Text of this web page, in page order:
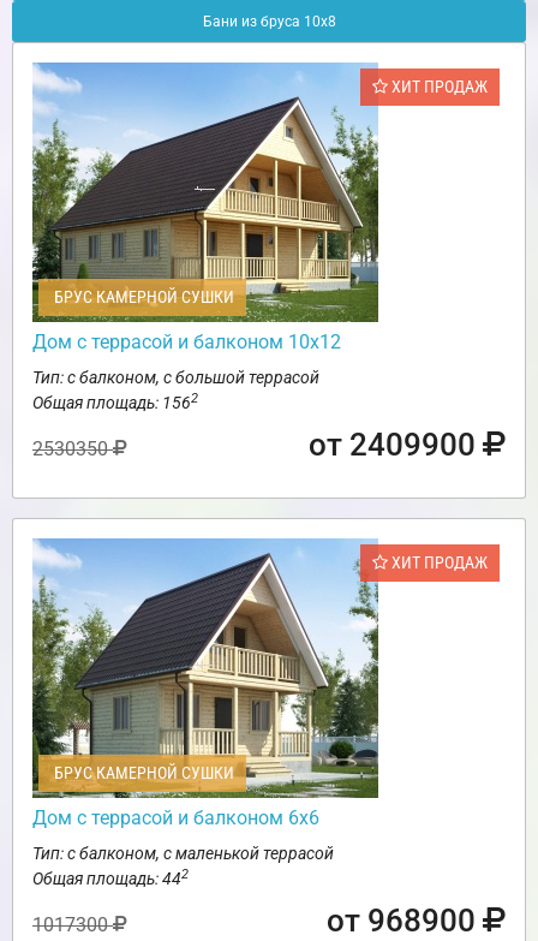
Бани из бруса 10х8
ХИТ ПРОДАЖ
БРУС КАМЕРНОЙ СУШКИ
Дом с террасой и балконом 10х12
Тип: с балконом, с большой террасой
Общая площадь: 1562
2530350 от 2409900
ХИТ ПРОДАЖ
БРУС КАМЕРНОЙ СУШКИ
Дом с террасой и балконом 6х6
Тип: с балконом, с маленькой террасой
Общая площадь: 442
1017300 от 968900